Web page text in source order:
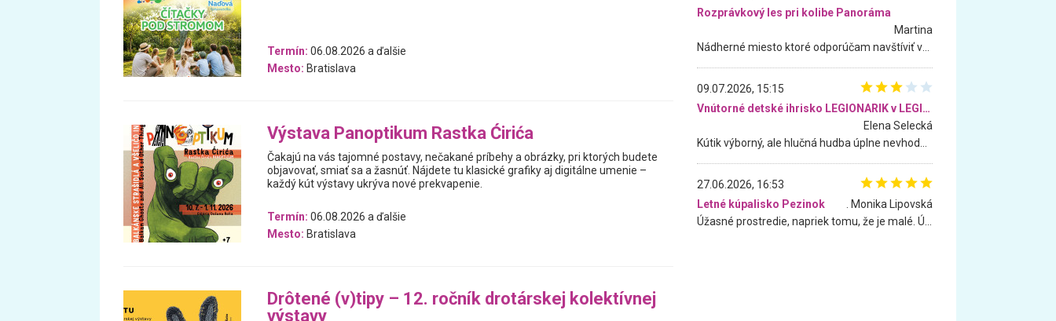
Termín: 06.08.2026 a ďalšie
Mesto: Bratislava
Výstava Panoptikum Rastka Ćirića
Čakajú na vás tajomné postavy, nečakané príbehy a obrázky, pri ktorých budete
objavovať, smiať sa a žasnúť. Nájdete tu klasické grafiky aj digitálne umenie –
každý kút výstavy ukrýva nové prekvapenie.
Termín: 06.08.2026 a ďalšie
Mesto: Bratislava
Drôtené (v)tipy – 12. ročník drotárskej kolektívnej
výstavy
Rozprávkový les pri kolibe Panoráma
Martina
09.07.2026, 15:15
Vnútorné detské ihrisko LEGIONARIK v LEGIA Fitness
Elena Selecká
27.06.2026, 16:53
Letné kúpalisko Pezinok
. Monika Lipovská